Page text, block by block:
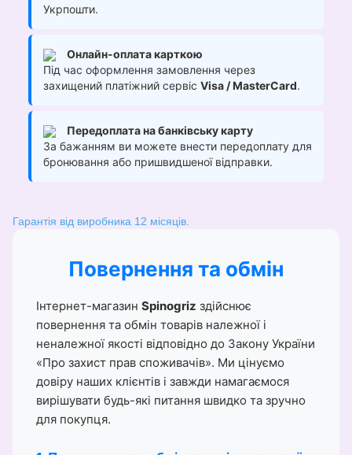
Укрпошти.
Онлайн-оплата карткою
Під час оформлення замовлення через
захищений платіжний сервіс Visa / MasterCard.
Передоплата на банківську карту
За бажанням ви можете внести передоплату для
бронювання або пришвидшеної відправки.
Гарантія від виробника 12 місяців.
Повернення та обмін
Інтернет-магазин Spinogriz здійснює
повернення та обмін товарів належної і
неналежної якості відповідно до Закону України
«Про захист прав споживачів». Ми цінуємо
довіру наших клієнтів і завжди намагаємося
вирішувати будь-які питання швидко та зручно
для покупця.